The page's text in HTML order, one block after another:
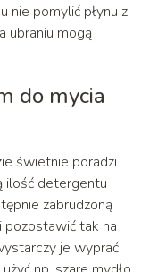
nie pomylić płynu z
ubraniu mogą
do mycia
świetnie poradzi
ilość detergentu
zabrudzoną
pozostawić tak na
je wyprać